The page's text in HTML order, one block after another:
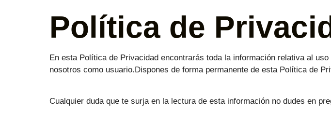
Política de
En esta Política de Privacidad encontrarás toda la información relativa al
nosotros como usuario.Dispones de forma permanente de esta Política de
Cualquier duda que te surja en la lectura de esta información no dudes en